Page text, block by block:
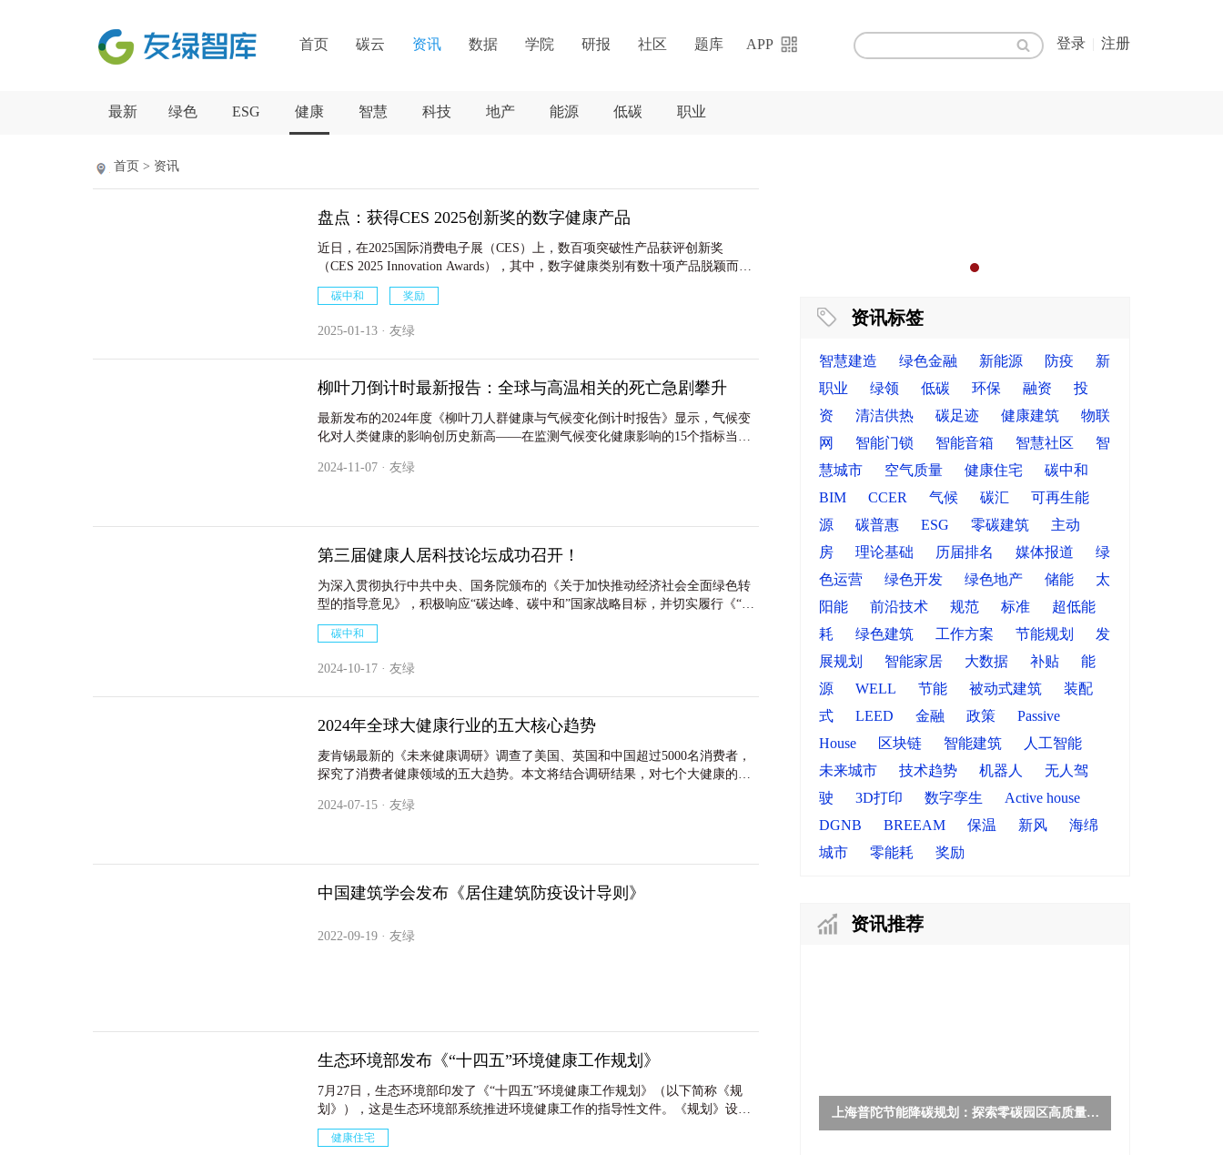
首页 碳云 资讯 数据 学院 研报 社区 题库 APP 登录 注册
最新 绿色 ESG 健康 智慧 科技 地产 能源 低碳 职业
首页 > 资讯
盘点：获得CES 2025创新奖的数字健康产品
近日，在2025国际消费电子展（CES）上，数百项突破性产品获评创新奖
（CES 2025 Innovation Awards），其中，数字健康类别有数十项产品脱颖而
出。
碳中和 奖励
2025-01-13 · 友绿
柳叶刀倒计时最新报告：全球与高温相关的死亡急剧攀升
最新发布的2024年度《柳叶刀人群健康与气候变化倒计时报告》显示，气候变
化对人类健康的影响创历史新高——在监测气候变化健康影响的15个指标当
2024-11-07 · 友绿
第三届健康人居科技论坛成功召开！
为深入贯彻执行中共中央、国务院颁布的《关于加快推动经济社会全面绿色转
型的指导意见》，积极响应“碳达峰、碳中和”国家战略目标，并切实履行《“健
康中国2030”规划纲要》的各项要求，推动建筑及房地产业“高质量”发展，友绿
智库联合BAU CHINA于10月16日在上海成功举办第三届健康人居科技论坛，论
次活动。
碳中和
2024-10-17 · 友绿
2024年全球大健康行业的五大核心趋势
麦肯锡最新的《未来健康调研》调查了美国、英国和中国超过5000名消费者，
探究了消费者健康领域的五大趋势。本文将结合调研结果，对七个大健康的子
域均呈现出较高的创新潜力和投资价值。
2024-07-15 · 友绿
中国建筑学会发布《居住建筑防疫设计导则》
2022-09-19 · 友绿
生态环境部发布《“十四五”环境健康工作规划》
7月27日，生态环境部印发了《“十四五”环境健康工作规划》（以下简称《规
划》），这是生态环境部系统推进环境健康工作的指导性文件。《规划》设置
了加强环境健康风险监测评估、大力提升居民环境健康素养、持续探索环境健
康管理对策、增强环境健康技术支撑能力、打造环境健康专业人才队伍5项重点
健康住宅
资讯标签
智慧建造 绿色金融 新能源 防疫
新
职业
绿领 低碳 环保 融资
投
资
清洁供热 碳足迹 健康建筑
物联
网
智能门锁 智能音箱 智慧社区
智
慧城市
空气质量 健康住宅
碳中和
BIM
CCER 气候 碳汇
可再生能
源
碳普惠 ESG 零碳建筑
主动
房
理论基础 历届排名 媒体报道
绿
色运营
绿色开发 绿色地产 储能
太
阳能
前沿技术 规范 标准
超低能
耗
绿色建筑 工作方案 节能规划
发
展规划
智能家居 大数据 补贴
能
源
WELL 节能 被动式建筑
装配
式
LEED 金融 政策
Passive
House
区块链 智能建筑
人工智能
未来城市
技术趋势 机器人
无人驾
驶
3D打印 数字孪生
Active house
DGNB
BREEAM 保温 新风
海绵
城市
零能耗 奖励
资讯推荐
上海普陀节能降碳规划：探索零碳园区高质量发